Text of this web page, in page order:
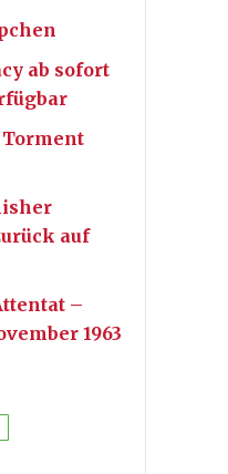
ab sofort
auf
–
1963